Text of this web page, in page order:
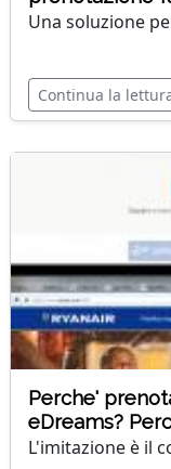
Una soluzione
Continua la
Perche'
eDreams?
L'imitazione è il